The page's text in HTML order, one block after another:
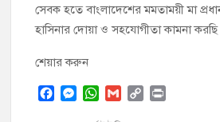
সেবক হতে বাংলাদেশের মমতাময়ী মা
হাসিনার দোয়া ও সহযোগীতা কামনা
শেয়ার করুন
M
W
G
C